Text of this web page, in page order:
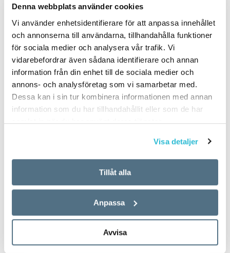
Denna webbplats använder cookies
Vi använder enhetsidentifierare för att anpassa innehållet
och annonserna till användarna, tillhandahålla funktioner
för sociala medier och analysera vår trafik. Vi
vidarebefordrar även sådana identifierare och annan
information från din enhet till de sociala medier och
annons- och analysföretag som vi samarbetar med.
Dessa kan i sin tur kombinera informationen med annan
information som du har tillhandahållit eller som de har
samlat in när du har använt deras tjänster.
Visa detaljer
Tillåt alla
Anpassa
Avvisa